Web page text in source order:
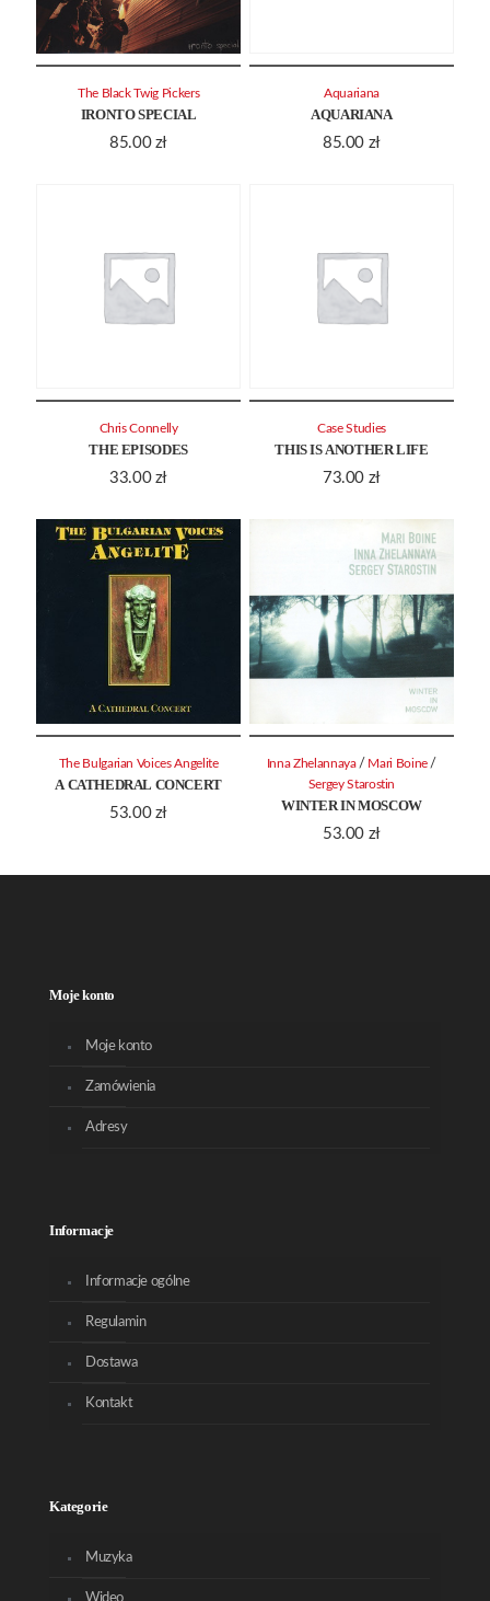
IRONTO SPECIAL
85.00 zł
The Black Twig Pickers
AQUARIANA
85.00 zł
Aquariana
THE EPISODES
33.00 zł
Chris Connelly
THIS IS ANOTHER LIFE
73.00 zł
Case Studies
A CATHEDRAL CONCERT
53.00 zł
The Bulgarian Voices Angelite
WINTER IN MOSCOW
53.00 zł
Inna Zhelannaya / Mari Boine /
Sergey Starostin
Moje konto
Moje konto
Zamówienia
Adresy
Informacje
Informacje ogólne
Regulamin
Dostawa
Kontakt
Kategorie
Muzyka